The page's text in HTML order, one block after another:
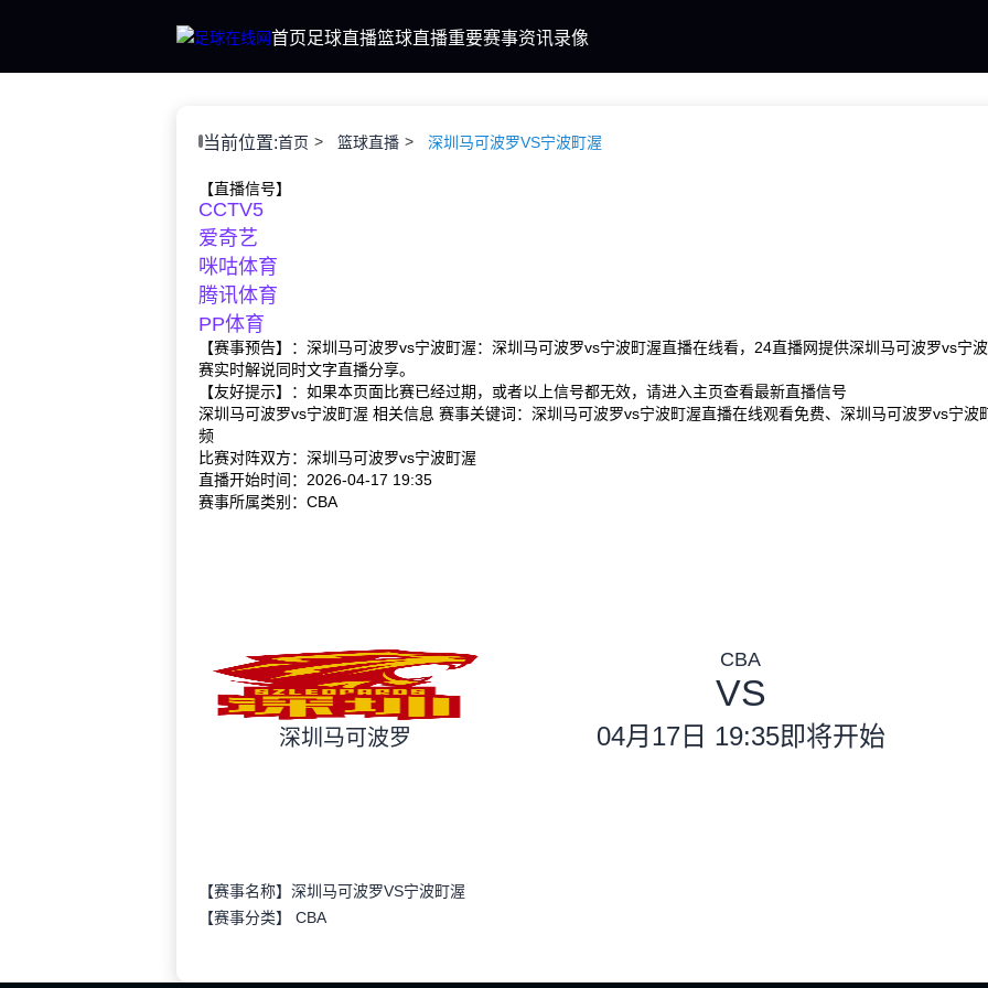
首页足球直播篮球直播重要赛事资讯录像
当前位置:首页 篮球直播 深圳马可波罗VS宁波町渥
【直播信号】
CCTV5
爱奇艺
咪咕体育
腾讯体育
PP体育
【赛事预告】：深圳马可波罗vs宁波町渥：深圳马可波罗vs宁波町渥直播在线看，24直播网提供深圳马可波罗vs宁
赛实时解说同时文字直播分享。
【友好提示】：如果本页面比赛已经过期，或者以上信号都无效，请进入主页查看最新直播信号
深圳马可波罗vs宁波町渥 相关信息 赛事关键词：深圳马可波罗vs宁波町渥直播在线观看免费、深圳马可波罗vs宁
频
比赛对阵双方：深圳马可波罗vs宁波町渥
直播开始时间：2026-04-17 19:35
赛事所属类别：CBA
深圳马可波罗
CBA
VS
04月17日 19:35即将开始
【赛事名称】深圳马可波罗VS宁波町渥
【赛事分类】 CBA